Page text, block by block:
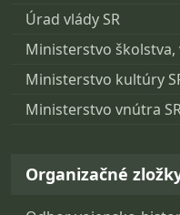
Úrad vlády SR
Ministerstvo školstva,
Ministerstvo kultúry
Ministerstvo vnútra
Organizačné